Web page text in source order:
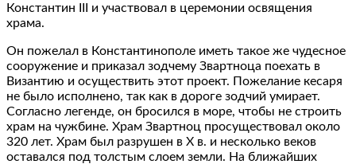
Константин III и участвовал в церемонии освящения
храма.
Он пожелал в Константинополе иметь такое же чудесное
сооружение и приказал зодчему Звартноца поехать в
Византию и осуществить этот проект. Пожелание кесаря
не было исполнено, так как в дороге зодчий умирает.
Согласно легенде, он бросился в море, чтобы не строить
храм на чужбине. Храм Звартноц просуществовал около
320 лет. Храм был разрушен в X в. и несколько веков
оставался под толстым слоем земли. На ближайших